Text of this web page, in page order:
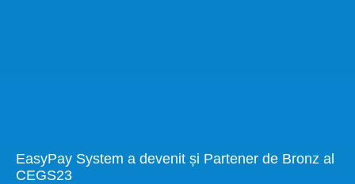
EasyPay System a devenit și Partener de Bronz al
CEGS23